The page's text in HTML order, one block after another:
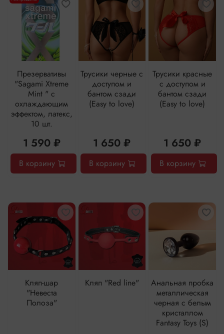
Презервативы
"Sagami Xtreme
Mint " с
охлаждающим
эффектом, латекс,
10 шт.
1 590 ₽
В корзину
Трусики черные с
доступом и
бантом сзади
(Easy to love)
1 650 ₽
В корзину
Трусики красные
с доступом и
бантом сзади
(Easy to love)
1 650 ₽
В корзину
Кляп-шар
"Невеста
Полоза"
Кляп "Red line"
Анальная пробка
металлическая
черная с белым
кристаллом
Fantasy Toys (S)